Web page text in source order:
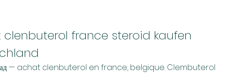
france steroid kaufen